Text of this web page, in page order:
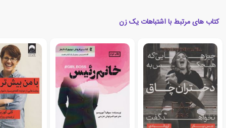
کتاب های مرتبط با اشتباهات یک زن